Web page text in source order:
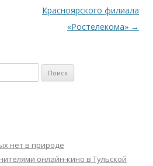
Красноярского филиала
«Ростелекома» →
нет в природе
онлайн-кино в Тульской